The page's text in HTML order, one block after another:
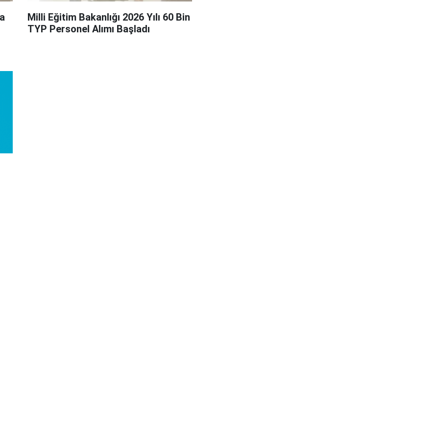
Milli Eğitim Bakanlığı 2026 Yılı 60 Bin
TYP Personel Alımı Başladı